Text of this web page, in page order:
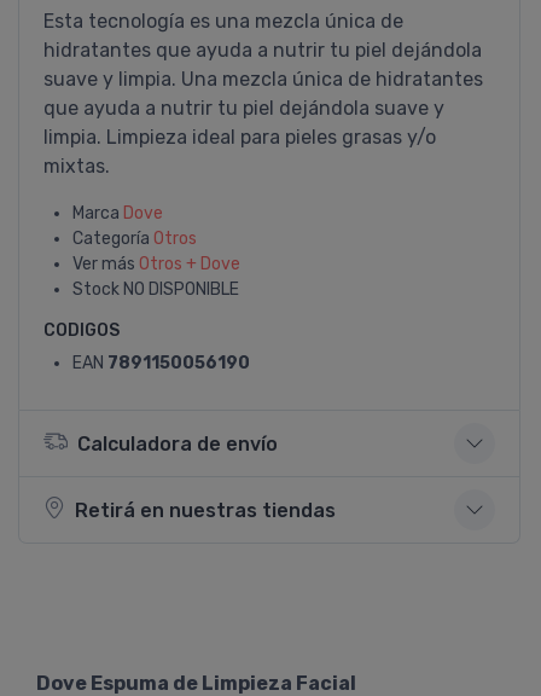
Esta tecnología es una mezcla única de
hidratantes que ayuda a nutrir tu piel dejándola
suave y limpia. Una mezcla única de hidratantes
que ayuda a nutrir tu piel dejándola suave y
limpia. Limpieza ideal para pieles grasas y/o
mixtas.
Marca Dove
Categoría Otros
Ver más Otros + Dove
Stock NO DISPONIBLE
CODIGOS
EAN 7891150056190
Calculadora de envío
Retirá en nuestras tiendas
Dove Espuma de Limpieza Facial